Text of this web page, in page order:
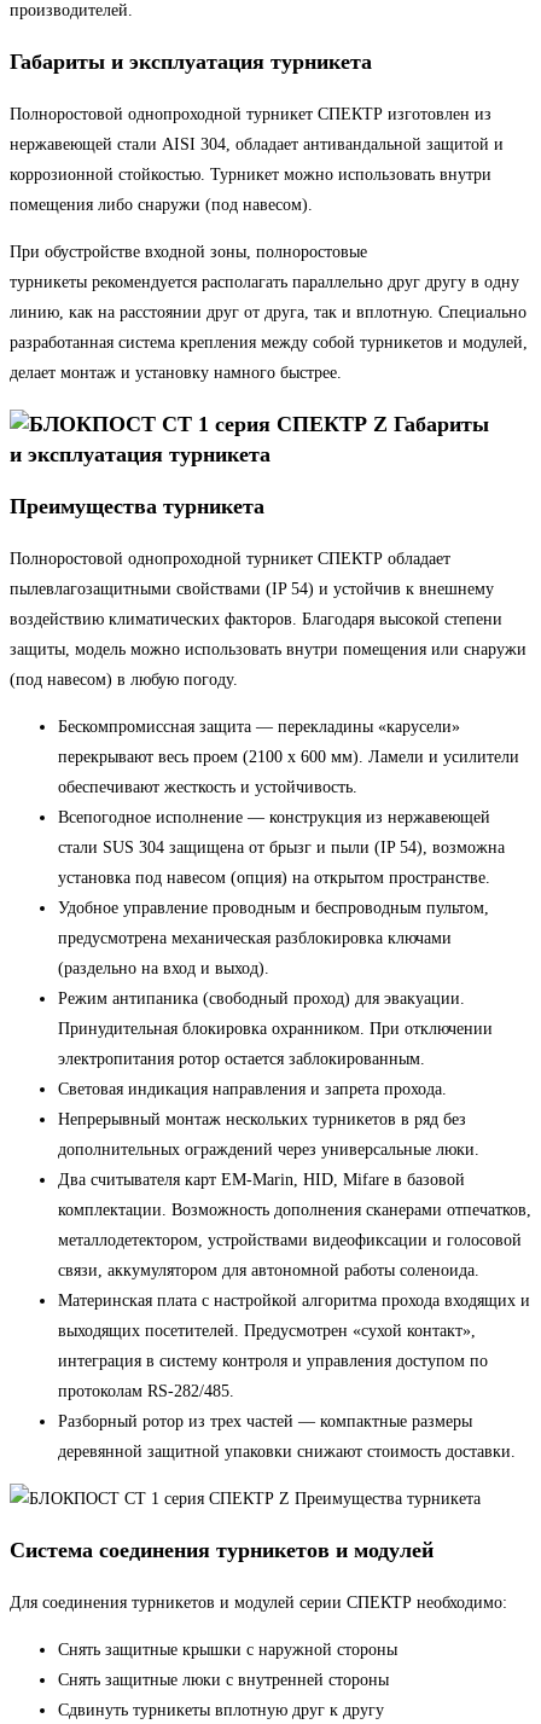
производителей.
Габариты и эксплуатация турникета
Полноростовой однопроходной турникет СПЕКТР изготовлен из
нержавеющей стали AISI 304, обладает антивандальной защитой и
коррозионной стойкостью. Турникет можно использовать внутри
помещения либо снаружи (под навесом).
При обустройстве входной зоны, полноростовые
турникеты рекомендуется располагать параллельно друг другу в одну
линию, как на расстоянии друг от друга, так и вплотную. Специально
разработанная система крепления между собой турникетов и модулей,
делает монтаж и установку намного быстрее.
Преимущества турникета
Полноростовой однопроходной турникет СПЕКТР обладает
пылевлагозащитными свойствами (IP 54) и устойчив к внешнему
воздействию климатических факторов. Благодаря высокой степени
защиты, модель можно использовать внутри помещения или снаружи
(под навесом) в любую погоду.
Бескомпромиссная защита — перекладины «карусели»
перекрывают весь проем (2100 х 600 мм). Ламели и усилители
обеспечивают жесткость и устойчивость.
Всепогодное исполнение — конструкция из нержавеющей
стали SUS 304 защищена от брызг и пыли (IP 54), возможна
установка под навесом (опция) на открытом пространстве.
Удобное управление проводным и беспроводным пультом,
предусмотрена механическая разблокировка ключами
(раздельно на вход и выход).
Режим антипаника (свободный проход) для эвакуации.
Принудительная блокировка охранником. При отключении
электропитания ротор остается заблокированным.
Световая индикация направления и запрета прохода.
Непрерывный монтаж нескольких турникетов в ряд без
дополнительных ограждений через универсальные люки.
Два считывателя карт EM-Marin, HID, Mifare в базовой
комплектации. Возможность дополнения сканерами отпечатков,
металлодетектором, устройствами видеофиксации и голосовой
связи, аккумулятором для автономной работы соленоида.
Материнская плата с настройкой алгоритма прохода входящих и
выходящих посетителей. Предусмотрен «сухой контакт»,
интеграция в систему контроля и управления доступом по
протоколам RS-282/485.
Разборный ротор из трех частей — компактные размеры
деревянной защитной упаковки снижают стоимость доставки.
Система соединения турникетов и модулей
Для соединения турникетов и модулей серии СПЕКТР необходимо:
Снять защитные крышки с наружной стороны
Снять защитные люки с внутренней стороны
Сдвинуть турникеты вплотную друг к другу